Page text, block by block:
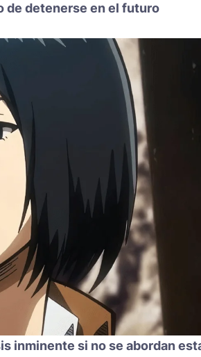
de detenerse en el futuro
inminente si no se abordan